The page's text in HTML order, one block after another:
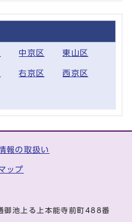
中京区 東山区
右京区 西京区
報の取扱い
ップ
池上る上本能寺前町488番